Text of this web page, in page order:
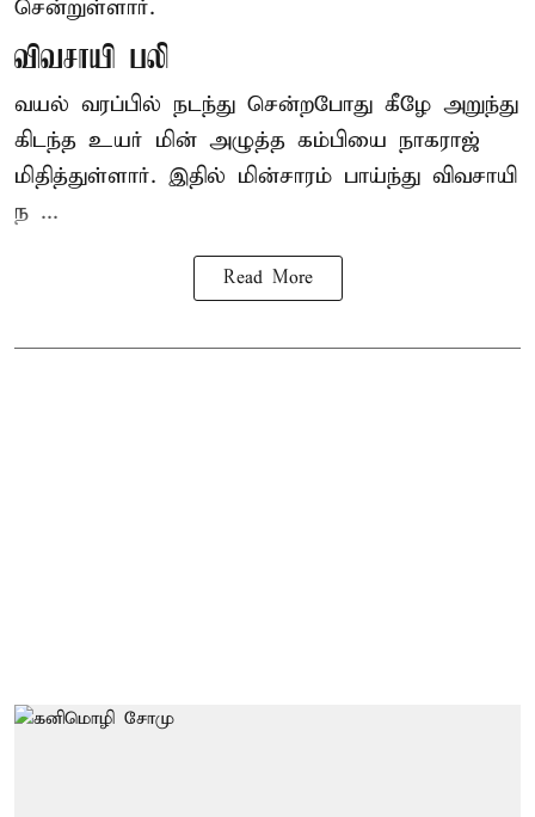
சென்றுள்ளார்.
விவசாயி பலி
வயல் வரப்பில் நடந்து சென்றபோது கீழே அறுந்து
கிடந்த உயர் மின் அழுத்த கம்பியை நாகராஜ்
மிதித்துள்ளார். இதில் மின்சாரம் பாய்ந்து விவசாயி
ந ...
Read More